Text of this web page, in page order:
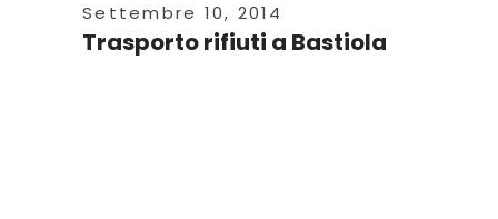
Settembre 10, 2014
Trasporto rifiuti a Bastiola